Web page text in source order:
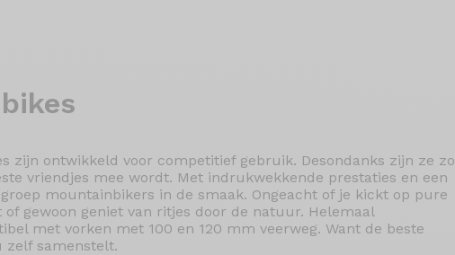
zijn ontwikkeld voor competitief gebruik. Desondanks zijn ze zo
vriendjes mee wordt. Met indrukwekkende prestaties en een
mountainbikers in de smaak. Ongeacht of je kickt op pure
gewoon geniet van ritjes door de natuur. Helemaal
met vorken met 100 en 120 mm veerweg. Want de beste
zelf samenstelt.